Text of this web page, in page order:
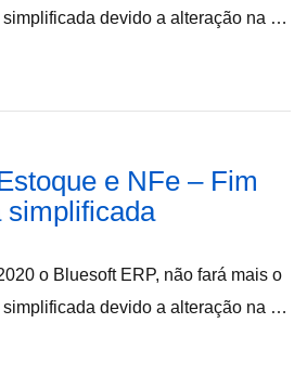
devido a alteração na …
e NFe – Fim
simplificada
o Bluesoft ERP, não fará mais o
devido a alteração na …